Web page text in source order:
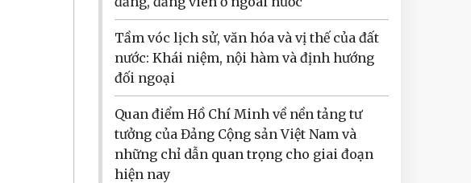
Tầm vóc lịch sử, văn hóa và vị thế của đất
nước: Khái niệm, nội hàm và định hướng
đối ngoại
Quan điểm Hồ Chí Minh về nền tảng tư
tưởng của Đảng Cộng sản Việt Nam và
những chỉ dẫn quan trọng cho giai đoạn
hiện nay